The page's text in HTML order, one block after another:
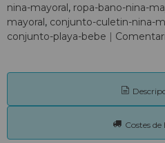
nina-mayoral ropa-bano-nina-
mayoral conjunto-culetin-nina-
conjunto-playa-bebe |
Costes